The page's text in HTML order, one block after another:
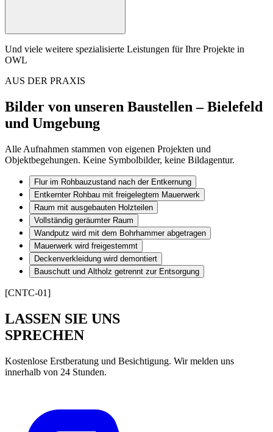
Und viele weitere spezialisierte Leistungen für Ihre Projekte in
OWL
AUS DER PRAXIS
Bilder von unseren Baustellen – Bielefeld
und Umgebung
Alle Aufnahmen stammen von eigenen Projekten und
Objektbegehungen. Keine Symbolbilder, keine Bildagentur.
Flur im Rohbauzustand nach der Entkernung
Entkernter Rohbau mit freigelegtem Mauerwerk
Raum mit ausgebauten Holzteilen
Vollständig geräumter Raum
Wandputz wird mit dem Bohrhammer abgetragen
Mauerwerk wird freigestemmt
Deckenverkleidung wird demontiert
Bauschutt und Altholz getrennt zur Entsorgung
[CNTC-01]
LASSEN SIE UNS
SPRECHEN
Kostenlose Erstberatung und Besichtigung. Wir melden uns
innerhalb von 24 Stunden.